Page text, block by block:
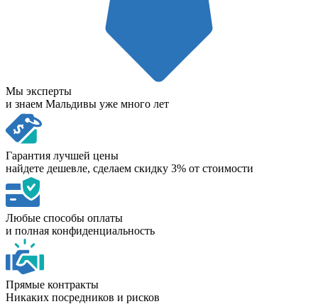
Мы эксперты
и знаем Мальдивы уже много лет
Гарантия лучшей цены
найдете дешевле, сделаем скидку 3% от стоимости
Любые способы оплаты
и полная конфиденциальность
Прямые контракты
Никаких посредников и рисков